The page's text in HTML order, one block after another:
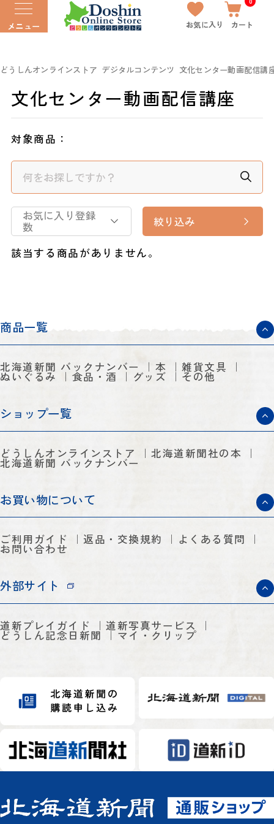
メニュー お気に入り カート
どうしんオンラインストア デジタルコンテンツ 文化センター動画配信講
文化センター動画配信講座
対象商品：
お気に入り登録
数 絞り込み
該当する商品がありません。
商品一覧
北海道新聞 バックナンバー 本 雑貨文具
ぬいぐるみ 食品・酒 グッズ その他
ショップ一覧
どうしんオンラインストア 北海道新聞社の本
北海道新聞 バックナンバー
お買い物について
ご利用ガイド 返品・交換規約 よくある質問
お問い合わせ
外部サイト
道新プレイガイド 道新写真サービス
どうしん記念日新聞 マイ・クリップ